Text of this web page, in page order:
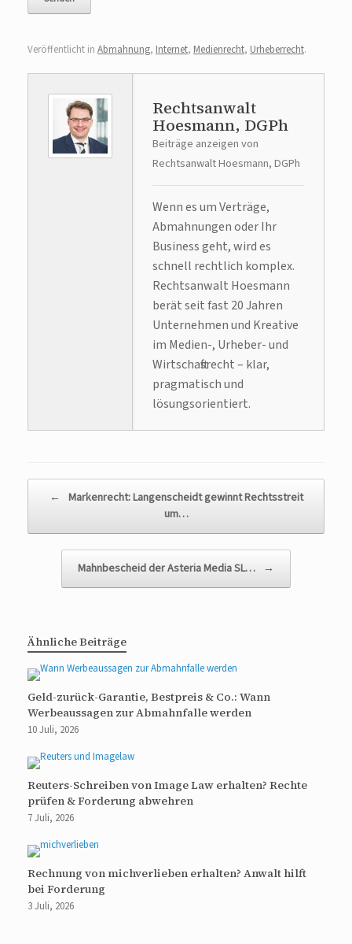
Veröffentlicht in Abmahnung, Internet, Medienrecht, Urheberrecht.
Rechtsanwalt
Hoesmann, DGPh
Beiträge anzeigen von
Rechtsanwalt Hoesmann, DGPh
Wenn es um Verträge,
Abmahnungen oder Ihr
Business geht, wird es
schnell rechtlich komplex.
Rechtsanwalt Hoesmann
berät seit fast 20 Jahren
Unternehmen und Kreative
im Medien-, Urheber- und
Wirtschaftsrecht – klar,
pragmatisch und
lösungsorientiert.
← Markenrecht: Langenscheidt gewinnt Rechtsstreit
um…
Mahnbescheid der Asteria Media SL… →
Ähnliche Beiträge
Geld-zurück-Garantie, Bestpreis & Co.: Wann
Werbeaussagen zur Abmahnfalle werden
10 Juli, 2026
Reuters-Schreiben von Image Law erhalten? Rechte
prüfen & Forderung abwehren
7 Juli, 2026
Rechnung von michverlieben erhalten? Anwalt hilft
bei Forderung
3 Juli, 2026